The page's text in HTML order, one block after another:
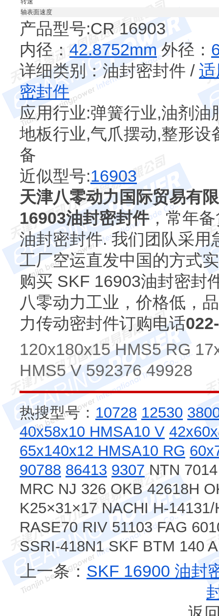
轴表面速度
产品型号:CR 16903
内径： 42.8752mm 外径：
详细类别：油封密封件 /
密封件
应用行业:弹簧行业,油剂
地板行业,气爪摆动,整形
备
近似型号:16903
天津八零动力国际贸易有
16903油封密封件，常年
油封密封件. 我们团队采
工厂空运直发中国的方式
购买 SKF 16903油封密封
八零动力工业，价格低，
力传动密封件订购电话
120x180x15 HMS5 RG
HMS5 V 592376 49928
热搜型号： 10728 12530
40x58x10 HMSA10 V
65x140x12 HMSA10 RG
90788 86413 9307 NTN
MRC NJ 326 OKB 42618H
K25×31×17 NACHI H-
RASE70 RIV 51103 FAG
SSRI-418N1 SKF BTM 140
上一条： SKF 16900 油封